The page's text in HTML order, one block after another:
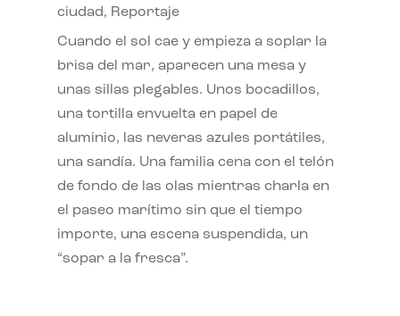
ciudad, Reportaje
Cuando el sol cae y empieza a soplar la
brisa del mar, aparecen una mesa y
unas sillas plegables. Unos bocadillos,
una tortilla envuelta en papel de
aluminio, las neveras azules portátiles,
una sandía. Una familia cena con el telón
de fondo de las olas mientras charla en
el paseo marítimo sin que el tiempo
importe, una escena suspendida, un
“sopar a la fresca”.